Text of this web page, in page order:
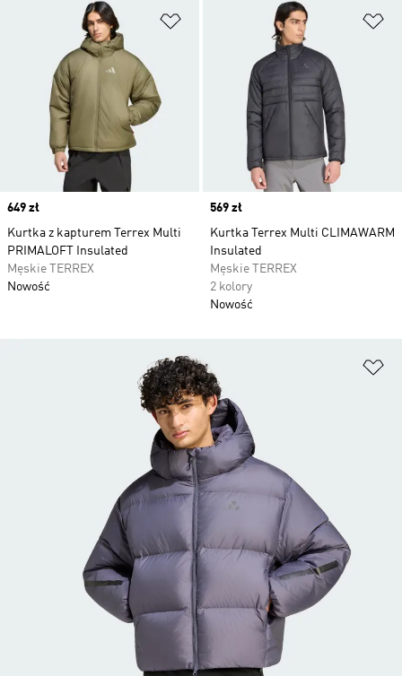
Dodaj do listy życzeń
Price
649 zł
Kurtka z kapturem Terrex Multi
PRIMALOFT Insulated
Męskie TERREX
Nowość
Price
569 zł
Kurtka Terrex Multi CLIMAWARM
Insulated
Męskie TERREX
2 kolory
Nowość